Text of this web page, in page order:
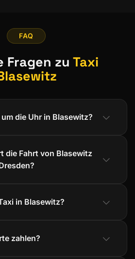
FAQ
Fragen zu Taxi
die Uhr in Blasewitz?
die Fahrt von Blasewitz
in Blasewitz?
zahlen?